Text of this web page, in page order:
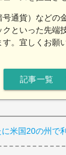
通貨）などの
クといった先端
。宜しくお願
記事一覧
米国20の州で